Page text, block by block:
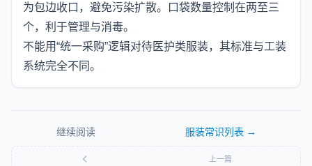
为包边收口，避免污染扩散。口袋数量控制在两至三
个，利于管理与消毒。
不能用“统一采购”逻辑对待医护类服装，其标准与工装
系统完全不同。
继续阅读 服装常识列表 →
上一篇